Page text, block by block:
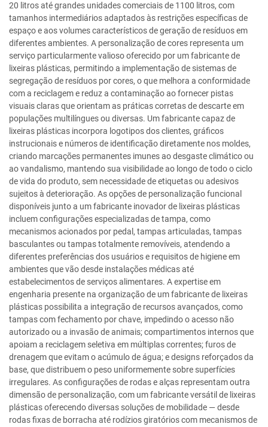
20 litros até grandes unidades comerciais de 1100 litros, com
tamanhos intermediários adaptados às restrições específicas de
espaço e aos volumes característicos de geração de resíduos em
diferentes ambientes. A personalização de cores representa um
serviço particularmente valioso oferecido por um fabricante de
lixeiras plásticas, permitindo a implementação de sistemas de
segregação de resíduos por cores, o que melhora a conformidade
com a reciclagem e reduz a contaminação ao fornecer pistas
visuais claras que orientam as práticas corretas de descarte em
populações multilíngues ou diversas. Um fabricante capaz de
lixeiras plásticas incorpora logotipos dos clientes, gráficos
instrucionais e números de identificação diretamente nos moldes,
criando marcações permanentes imunes ao desgaste climático ou
ao vandalismo, mantendo sua visibilidade ao longo de todo o ciclo
de vida do produto, sem necessidade de etiquetas ou adesivos
sujeitos à deterioração. As opções de personalização funcional
disponíveis junto a um fabricante inovador de lixeiras plásticas
incluem configurações especializadas de tampa, como
mecanismos acionados por pedal, tampas articuladas, tampas
basculantes ou tampas totalmente removíveis, atendendo a
diferentes preferências dos usuários e requisitos de higiene em
ambientes que vão desde instalações médicas até
estabelecimentos de serviços alimentares. A expertise em
engenharia presente na organização de um fabricante de lixeiras
plásticas possibilita a integração de recursos avançados, como
tampas com fechamento por chave, impedindo o acesso não
autorizado ou a invasão de animais; compartimentos internos que
apoiam a reciclagem seletiva em múltiplas correntes; furos de
drenagem que evitam o acúmulo de água; e designs reforçados da
base, que distribuem o peso uniformemente sobre superfícies
irregulares. As configurações de rodas e alças representam outra
dimensão de personalização, com um fabricante versátil de lixeiras
plásticas oferecendo diversas soluções de mobilidade — desde
rodas fixas de borracha até rodízios giratórios com mecanismos de